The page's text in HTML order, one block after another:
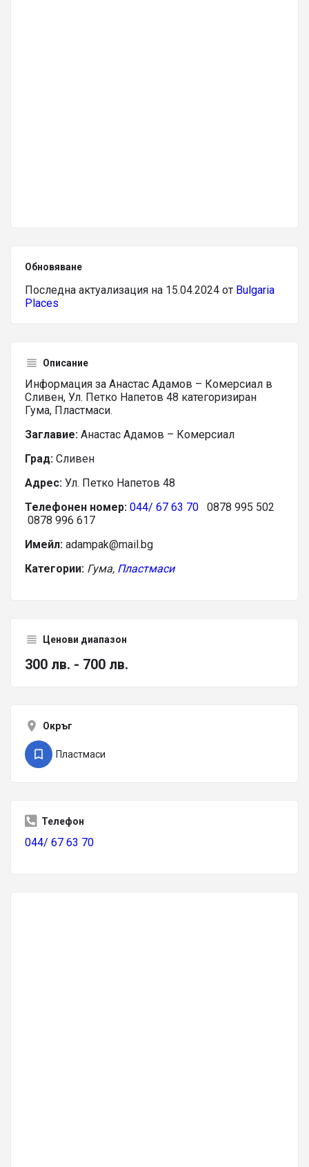
Обновяване
Последна актуализация на 15.04.2024 от Bulgaria
Places
Описание
Информация за Анастас Адамов – Комерсиал в
Сливен, Ул. Петко Напетов 48 категоризиран
Гума, Пластмаси.
Заглавие: Анастас Адамов – Комерсиал
Град: Сливен
Адрес: Ул. Петко Напетов 48
Телефонен номер: 044/ 67 63 70 0878 995 502
0878 996 617
Имейл: adampak@mail.bg
Категории: Гума, Пластмаси
Ценови диапазон
300 лв. - 700 лв.
Окръг
Пластмаси
Телефон
044/ 67 63 70